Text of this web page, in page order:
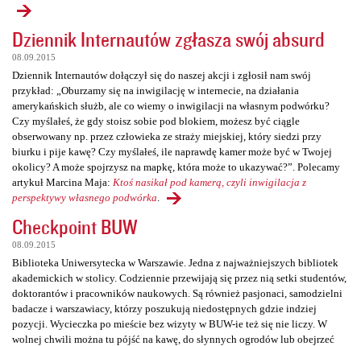
Dziennik Internautów zgłasza swój absurd
08.09.2015
Dziennik Internautów dołączył się do naszej akcji i zgłosił nam swój
przykład: „Oburzamy się na inwigilację w internecie, na działania
amerykańskich służb, ale co wiemy o inwigilacji na własnym podwórku?
Czy myślałeś, że gdy stoisz sobie pod blokiem, możesz być ciągle
obserwowany np. przez człowieka ze straży miejskiej, który siedzi przy
biurku i pije kawę? Czy myślałeś, ile naprawdę kamer może być w Twojej
okolicy? A może spojrzysz na mapkę, która może to ukazywać?”. Polecamy
artykuł Marcina Maja: Ktoś nasikał pod kamerą, czyli inwigilacja z
perspektywy własnego podwórka
Checkpoint BUW
08.09.2015
Biblioteka Uniwersytecka w Warszawie. Jedna z najważniejszych bibliotek
akademickich w stolicy. Codziennie przewijają się przez nią setki studentów,
doktorantów i pracowników naukowych. Są również pasjonaci, samodzielni
badacze i warszawiacy, którzy poszukują niedostępnych gdzie indziej
pozycji. Wycieczka po mieście bez wizyty w BUW-ie też się nie liczy. W
wolnej chwili można tu pójść na kawę, do słynnych ogrodów lub obejrzeć